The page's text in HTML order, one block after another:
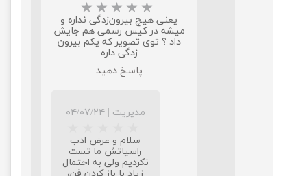
یعنی هیچ بیرون‌زدگی نداره و
میشه در کیس رسمی هم جایش
داد ؟ توی تصویر که یکم بیرون
زدگی داره
پاسخ دهید
مدیریت ۰۴/۰۷/۲۴
سلام و عرض ادب
راسیاتش ما تست
نکردیم ولی به احتمال